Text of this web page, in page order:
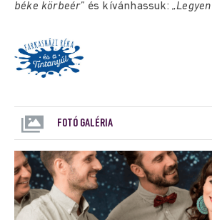
béke körbeér” és kívánhassuk:
FOTÓ GALÉRIA